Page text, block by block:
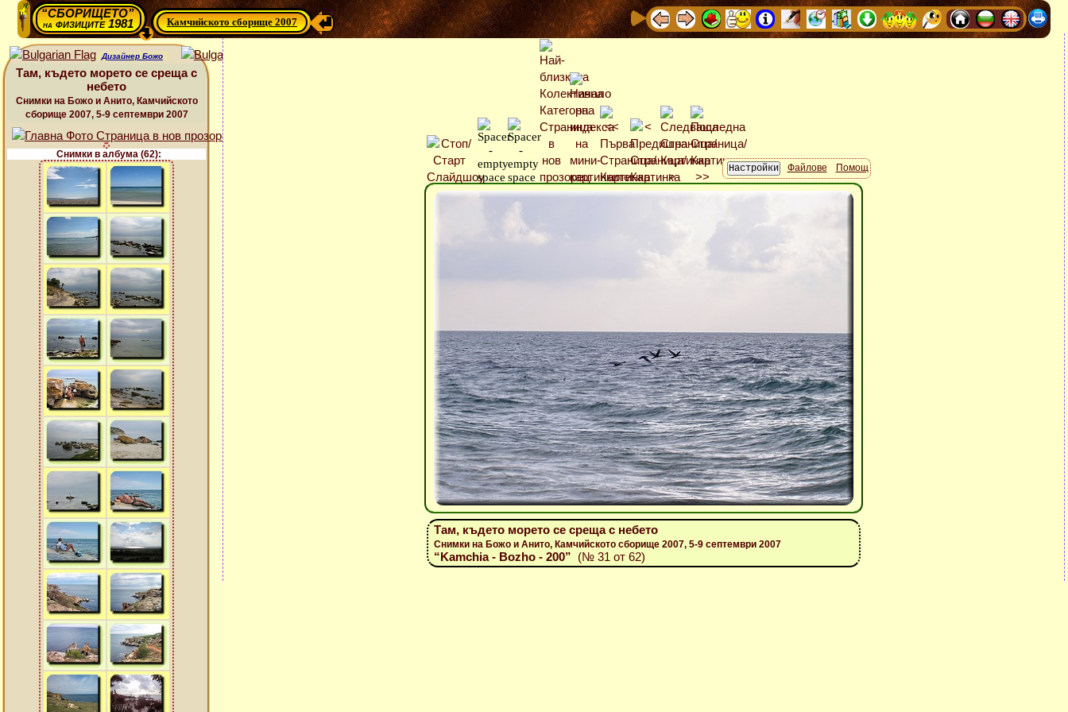
“СБОРИЩЕТО”
нафизиците 1981 Камчийското сборище 2007
Дизайнер Божо
Там, където морето се среща с
небето
Снимки на Божо и Анито, Камчийското
сборище 2007, 5-9 септември 2007
Снимки в албума (62):
Файлове
Помощ
Там, където морето се среща с небето
Снимки на Божо и Анито, Камчийското сборище 2007, 5-9 септември 2007
“Kamchia - Bozho - 200” (№ 31 от 62)